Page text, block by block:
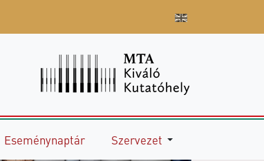
Eseménynaptár Szervezet